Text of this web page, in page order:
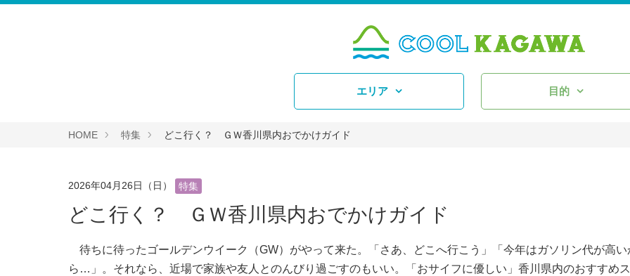
エリア 目的
HOME 特集 どこ行く？ ＧＷ香川県内おでかけガイド
2026年04月26日（日） 特集
どこ行く？ ＧＷ香川県内おでかけガイド
待ちに待ったゴールデンウイーク（GW）がやって来た。「さあ、どこへ行こう」「今年はガソリン代が高い
ら…」。それなら、近場で家族や友人とのんびり過ごすのもいい。「おサイフに優しい」香川県内のおすすめ